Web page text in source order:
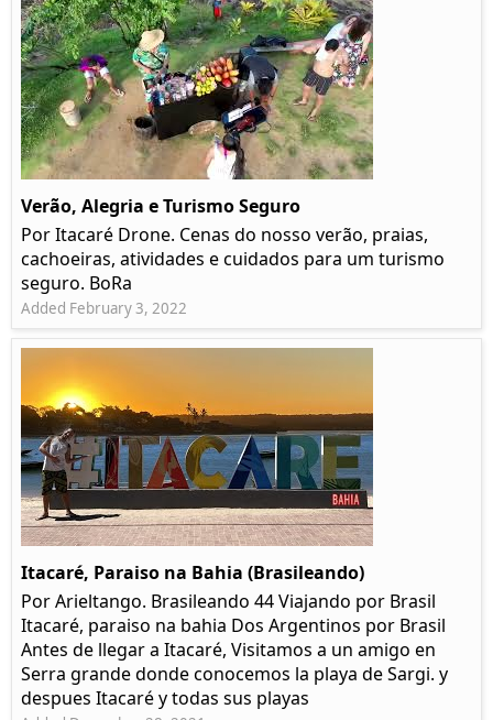
Verão, Alegria e Turismo Seguro
Por Itacaré Drone. Cenas do nosso verão, praias,
cachoeiras, atividades e cuidados para um turismo
seguro. BoRa
Added February 3, 2022
Itacaré, Paraiso na Bahia (Brasileando)
Por Arieltango. Brasileando 44 Viajando por Brasil
Itacaré, paraiso na bahia Dos Argentinos por Brasil
Antes de llegar a Itacaré, Visitamos a un amigo en
Serra grande donde conocemos la playa de Sargi. y
despues Itacaré y todas sus playas